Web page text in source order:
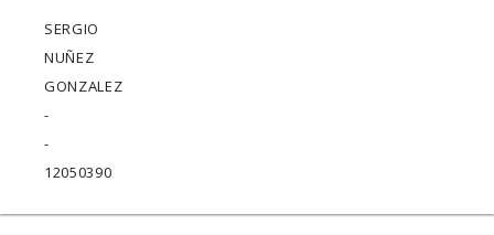
SERGIO
NUÑEZ
GONZALEZ
-
-
12050390